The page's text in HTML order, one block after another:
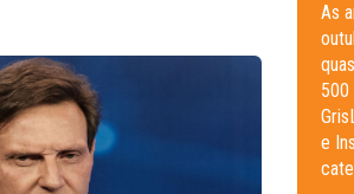
As
500
e